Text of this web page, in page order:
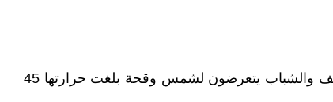
فجعتني وأنا أقرأ عن شباب بعمر الزهور يحصل معهم كل هذا الإجرام، فقط تخيّلت لو كان ابني.. يا لطيف ما أصعب هذا الموقف والشباب يتعرضون لشمس وقحة بلغت حرارتها 45